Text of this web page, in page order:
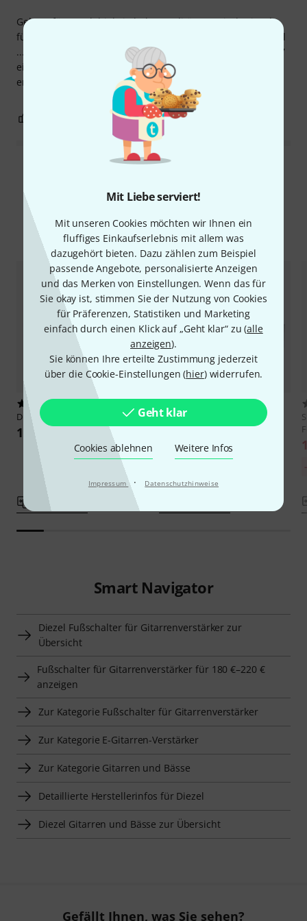
Mit Liebe serviert!
Mit unseren Cookies möchten wir Ihnen ein
fluffiges Einkaufserlebnis mit allem was
dazugehört bieten. Dazu zählen zum Beispiel
passende Angebote, personalisierte Anzeigen
und das Merken von Einstellungen. Wenn das für
Sie okay ist, stimmen Sie der Nutzung von Cookies
für Präferenzen, Statistiken und Marketing
einfach durch einen Klick auf „Geht klar“ zu (alle
anzeigen).
Sie können Ihre erteilte Zustimmung jederzeit
über die Cookie-Einstellungen (hier) widerrufen.
Geht klar
Cookies ablehnen Weitere Infos
Impressum · Datenschutzhinweise
Gebaut für Langlebigkeit, hohe Qualität ... typisch Diesel ...
für Live-Auftritte ist der Columbus ganz klar die beste Wahl
... für alle, die eher entspannt spielen möchten, ist der FS 7
ein sehr gutes Instrument, zugegeben etwas teuer, aber ...
er ist es wert.
BEWERTUNG MELDEN
Alternativen vergleichen
Diezel FS7-HA Hagen Footswitch
189 €
DiezelFS7-HE Footswitch
Smart Navigator
Diezel Fußschalter für Gitarrenverstärker zur
Übersicht
Fußschalter für Gitarrenverstärker für 180 €–220 €
anzeigen
Zur Kategorie Fußschalter für Gitarrenverstärker
Zur Kategorie E-Gitarren-Verstärker
Zur Kategorie Gitarren und Bässe
Detaillierte Herstellerinfos für Diezel
Diezel Gitarren und Bässe zur Übersicht
Gefällt Ihnen, was Sie sehen?